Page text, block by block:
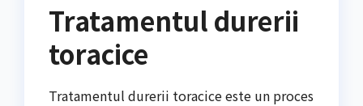
Tratamentul durerii
toracice
Tratamentul durerii toracice este un proces